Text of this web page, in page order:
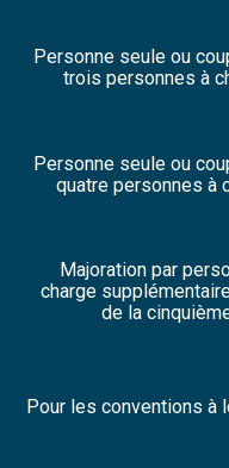
Personne seule ou
trois personnes à
Personne seule ou
quatre personnes à
Majoration par
charge
de la
Pour les conventions à